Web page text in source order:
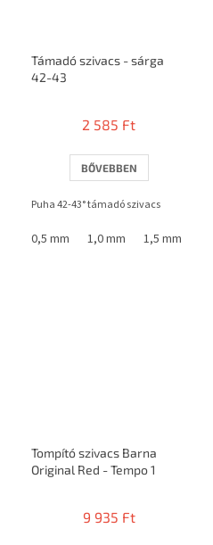
Támadó szivacs - sárga
42-43
2 585 Ft
BŐVEBBEN
Puha 42-43° támadó szivacs
0,5 mm 1,0 mm 1,5 mm
Tompító szivacs Barna
Original Red - Tempo 1
9 935 Ft